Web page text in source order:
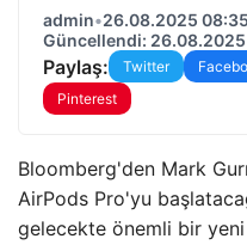
admin•26.08.2025 08:35
Güncellendi:
Paylaş: Twitter
Pinterest
Bloomberg'den Mark
AirPods Pro'yu
gelecekte önemli bir